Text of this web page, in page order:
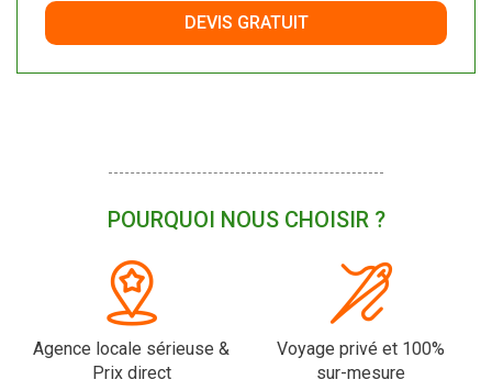
DEVIS GRATUIT
POURQUOI NOUS CHOISIR ?
Agence locale sérieuse &
Prix direct
Voyage privé et 100%
sur-mesure